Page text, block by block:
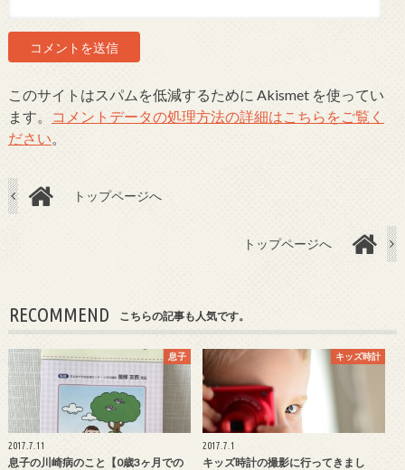
このサイトはスパムを低減するために Akismet を使ってい
ます。
コメントデータの処理方法の詳細はこちらをご覧く
ださい。
トップページへ
トップページへ
RECOMMEND こちらの記事も人気です。
息子
2017.7.11
息子の川崎病のこと【0歳3ヶ月での
キッズ時計
2017.7.1
キッズ時計の撮影に行ってきまし